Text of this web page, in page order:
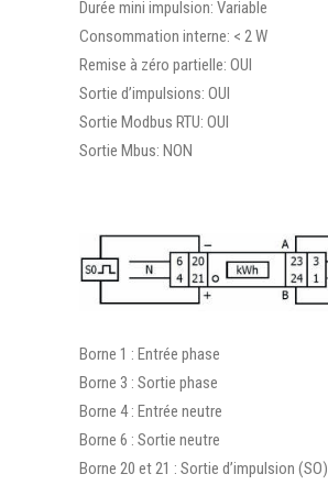
Durée mini impulsion: Variable
Consommation interne: < 2 W
Remise à zéro partielle: OUI
Sortie d’impulsions: OUI
Sortie Modbus RTU: OUI
Sortie Mbus: NON
Borne 1 : Entrée phase
Borne 3 : Sortie phase
Borne 4 : Entrée neutre
Borne 6 : Sortie neutre
Borne 20 et 21 : Sortie d’impulsion (SO)